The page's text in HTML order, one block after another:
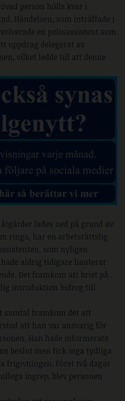
person hölls kvar i
Händelsen, som inträffade i
en polisassistent som
uppdrag delegerat av
vilket ledde till att denne
lades ned på grund av
ringa, har en arbetsrättslig
som nyligen
aldrig tidigare hanterat
Det framkom att brist på
introduktion bidrog till
samtal framkom det att
att han var ansvarig för
Han hade informerats
beslut men fick inga tydliga
frigivningen. Först två dagar
ingrep, blev personen